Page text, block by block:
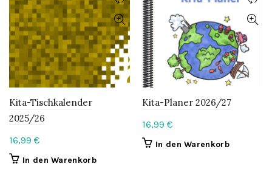
Kita-Tischkalender
2025/26
16,99 €
In den Warenkorb
Kita-Planer 2026/27
16,99 €
In den Warenkorb